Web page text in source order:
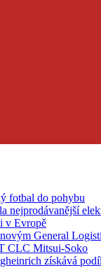
fotbal do pohybu
nejprodávanější
v Evropě
General
CLC Mitsui-Soko
získává